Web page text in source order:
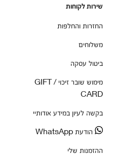
שירות לקוחות
החזרות והחלפות
משלוחים
ביטול עסקה
מימוש שובר זיכוי / GIFT
CARD
בקשה לעיון במידע אודותיי
הודעת WhatsApp
ההזמנות שלי